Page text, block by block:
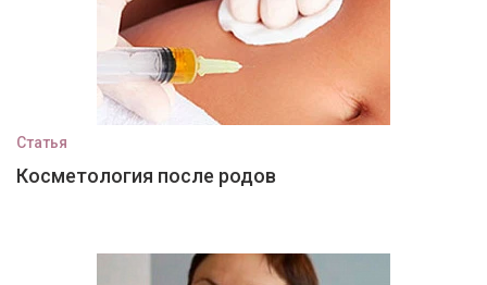
Статья
Косметология после родов